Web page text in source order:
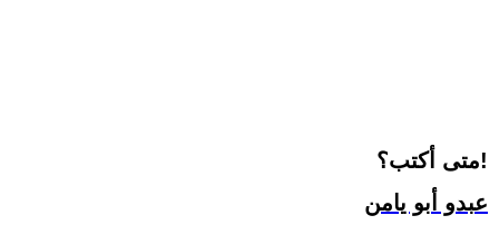
متى أكتب؟!
عبدو أبو يامن